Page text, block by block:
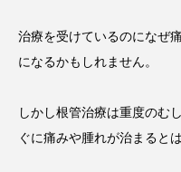
治療を受けているのになぜ
になるかもしれません。
しかし根管治療は重度のむ
ぐに痛みや腫れが治まると